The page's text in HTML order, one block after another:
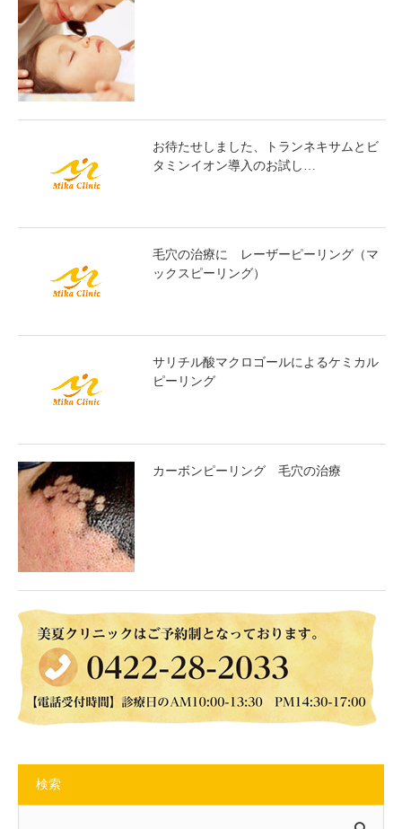
お待たせしました、トランネキサムとビ
タミンイオン導入のお試し…
毛穴の治療に レーザーピーリング（マ
ックスピーリング）
サリチル酸マクロゴールによるケミカル
ピーリング
カーボンピーリング 毛穴の治療
検索